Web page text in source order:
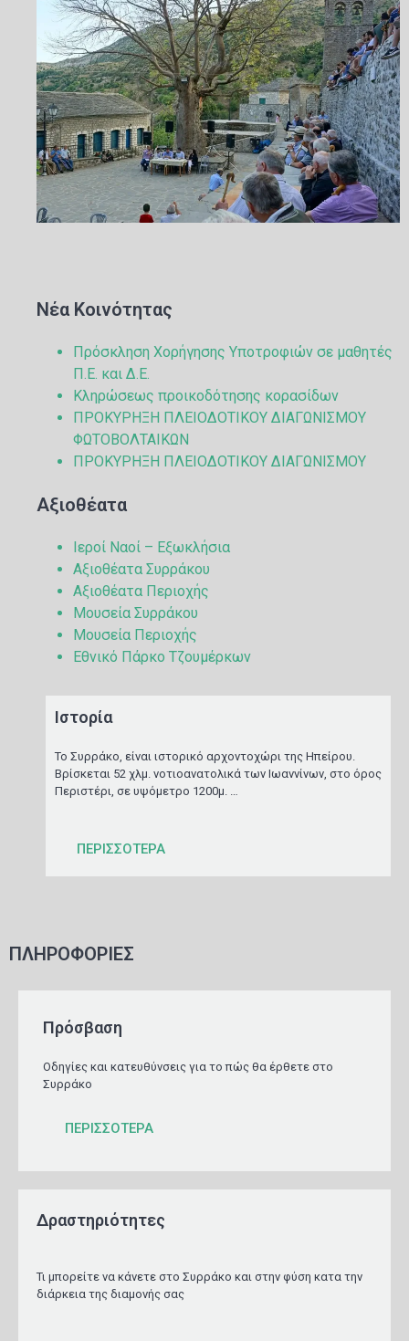
Νέα Κοινότητας
Πρόσκληση Χορήγησης Υποτροφιών σε μαθητές
Π.Ε. και Δ.Ε.
Κληρώσεως προικοδότησης κορασίδων
ΠΡΟΚΥΡΗΞΗ ΠΛΕΙΟΔΟΤΙΚΟΥ ΔΙΑΓΩΝΙΣΜΟΥ
ΦΩΤΟΒΟΛΤΑΙΚΩΝ
ΠΡΟΚΥΡΗΞΗ ΠΛΕΙΟΔΟΤΙΚΟΥ ΔΙΑΓΩΝΙΣΜΟΥ
Αξιοθέατα
Ιεροί Ναοί – Εξωκλήσια
Αξιοθέατα Συρράκου
Αξιοθέατα Περιοχής
Μουσεία Συρράκου
Μουσεία Περιοχής
Εθνικό Πάρκο Τζουμέρκων
Ιστορία
Το Συρράκο, είναι ιστορικό αρχοντοχώρι της Ηπείρου.
Βρίσκεται 52 χλμ. νοτιοανατολικά των Ιωαννίνων, στο όρος
Περιστέρι, σε υψόμετρο 1200μ. …
ΠΕΡΙΣΣΟΤΕΡΑ
ΠΛΗΡΟΦΟΡΙΕΣ
Πρόσβαση
Οδηγίες και κατευθύνσεις για το πώς θα έρθετε στο
Συρράκο
ΠΕΡΙΣΣΟΤΕΡΑ
Δραστηριότητες
Τι μπορείτε να κάνετε στο Συρράκο και στην φύση κατα την
διάρκεια της διαμονής σας